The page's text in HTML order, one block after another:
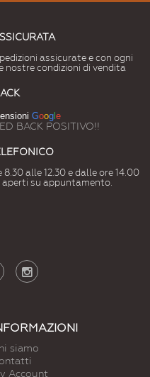
assicurate e con ogni
nostre condizioni di vendita
Googl e
BACK POSITIVO!!
alle 12.30 e dalle ore 14.00
su appuntamento.
siamo
Account